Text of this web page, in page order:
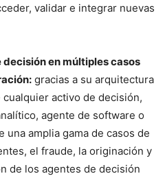
validar e integrar nuevas
en múltiples casos
gracias a su arquitectura
activo de decisión,
agente de software o
amplia gama de casos de
el fraude, la originación y
de los agentes de decisión